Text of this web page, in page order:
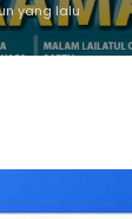
yang lalu